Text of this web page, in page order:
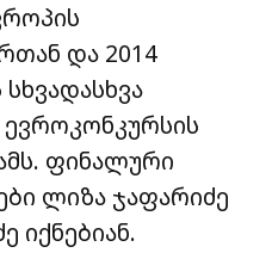
და 2014
ევროკონკურსის
ფინალური
ლიზა ჯაფარიძე
იქნებიან.